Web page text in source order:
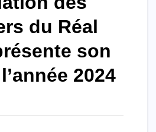
du Réal
son
2024